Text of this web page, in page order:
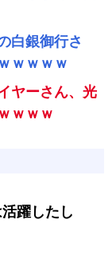
白銀御行さ
ｗｗｗｗ
ヤーさん、光
ｗｗｗ
躍したし